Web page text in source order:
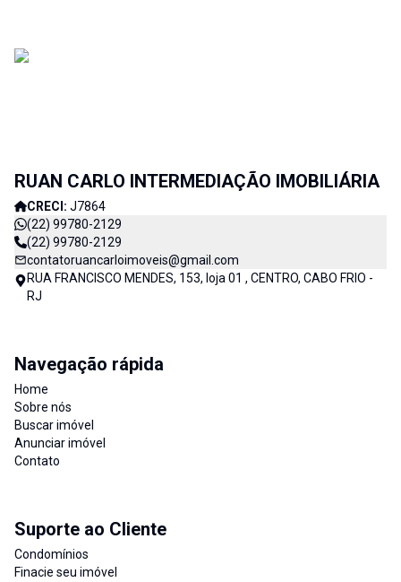
RUAN CARLO INTERMEDIAÇÃO IMOBILIÁRIA
CRECI: J7864
(22) 99780-2129
(22) 99780-2129
contatoruancarloimoveis@gmail.com
RUA FRANCISCO MENDES, 153, loja 01 , CENTRO, CABO FRIO -
RJ
Navegação rápida
Home
Sobre nós
Buscar imóvel
Anunciar imóvel
Contato
Suporte ao Cliente
Condomínios
Finacie seu imóvel